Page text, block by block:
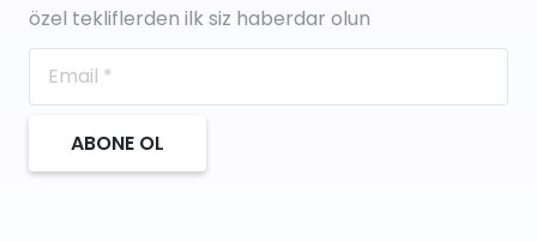
özel tekliflerden ilk siz haberdar olun
ABONE OL